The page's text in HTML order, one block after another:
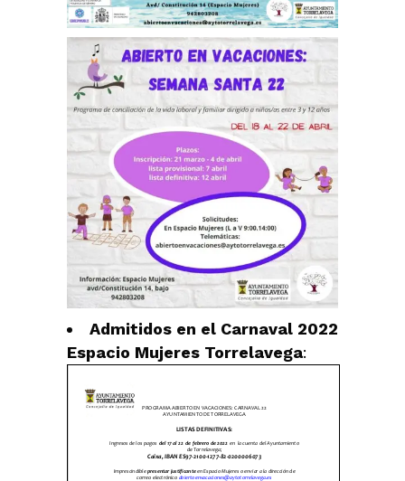
Admitidos en el Carnaval 2022
Espacio Mujeres Torrelavega: